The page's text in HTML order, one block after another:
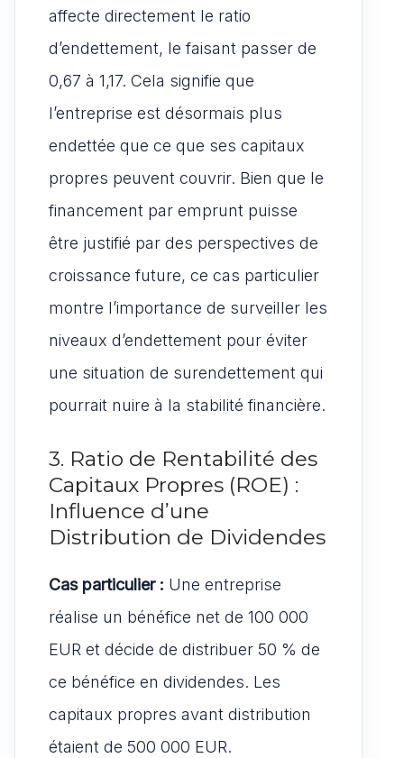
affecte directement le ratio
d’endettement, le faisant passer de
0,67 à 1,17. Cela signifie que
l’entreprise est désormais plus
endettée que ce que ses capitaux
propres peuvent couvrir. Bien que le
financement par emprunt puisse
être justifié par des perspectives de
croissance future, ce cas particulier
montre l’importance de surveiller les
niveaux d’endettement pour éviter
une situation de surendettement qui
pourrait nuire à la stabilité financière.
3. Ratio de Rentabilité des
Capitaux Propres (ROE) :
Influence d’une
Distribution de Dividendes
Cas particulier : Une entreprise
réalise un bénéfice net de 100 000
EUR et décide de distribuer 50 % de
ce bénéfice en dividendes. Les
capitaux propres avant distribution
étaient de 500 000 EUR.